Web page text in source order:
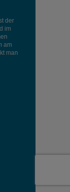
der
im
am
man